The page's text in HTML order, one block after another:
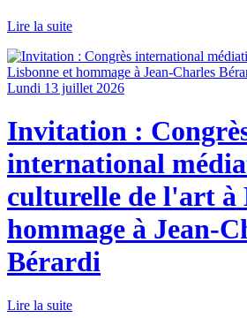
Lire la suite
Lundi 13 juillet 2026
Invitation :
international
culturelle de l'art à
hommage à Jean-
Bérardi
Lire la suite